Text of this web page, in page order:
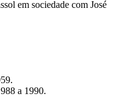
em sociedade com José
a 1990.